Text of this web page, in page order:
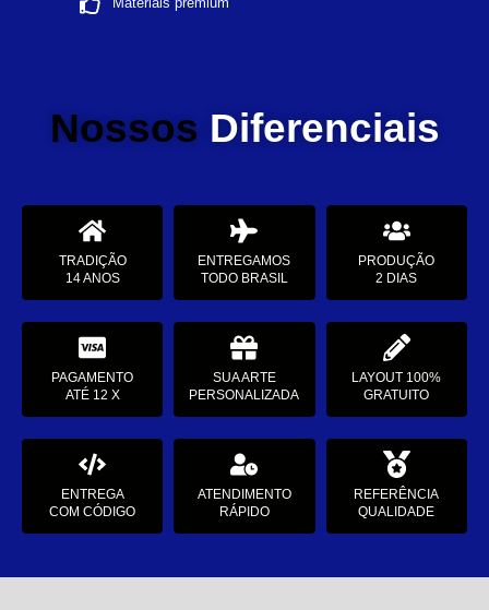
Nossos Diferenciais
TRADIÇÃO
14 ANOS
ENTREGAMOS
TODO BRASIL
PRODUÇÃO
2 DIAS
PAGAMENTO
ATÉ 12 X
SUA ARTE
PERSONALIZADA
LAYOUT 100%
GRATUITO
ENTREGA
COM CÓDIGO
ATENDIMENTO
RÁPIDO
REFERÊNCIA
QUALIDADE